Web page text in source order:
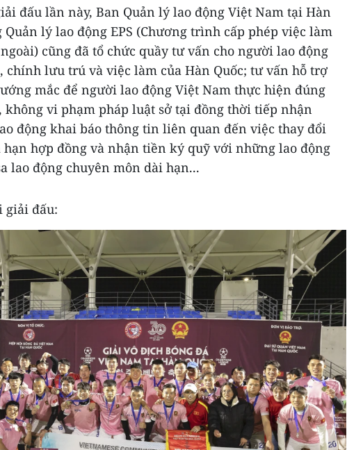
đấu lần này, Ban Quản lý lao động Việt Nam tại Hàn
Quản lý lao động EPS (Chương trình cấp phép việc làm
cũng đã tổ chức quầy tư vấn cho người lao động
chính lưu trú và việc làm của Hàn Quốc; tư vấn hỗ trợ
mắc để người lao động Việt Nam thực hiện đúng
không vi phạm pháp luật sở tại đồng thời tiếp nhận
động khai báo thông tin liên quan đến việc thay đổi
hợp đồng và nhận tiền ký quỹ với những lao động
lao động chuyên môn dài hạn...
giải đấu: